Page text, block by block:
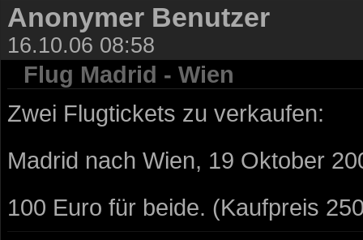
Anonymer Benutzer
16.10.06 08:58
Flug Madrid - Wien
Zwei Flugtickets zu verkaufen:
Madrid nach Wien, 19 Oktober
100 Euro für beide. (Kaufpreis